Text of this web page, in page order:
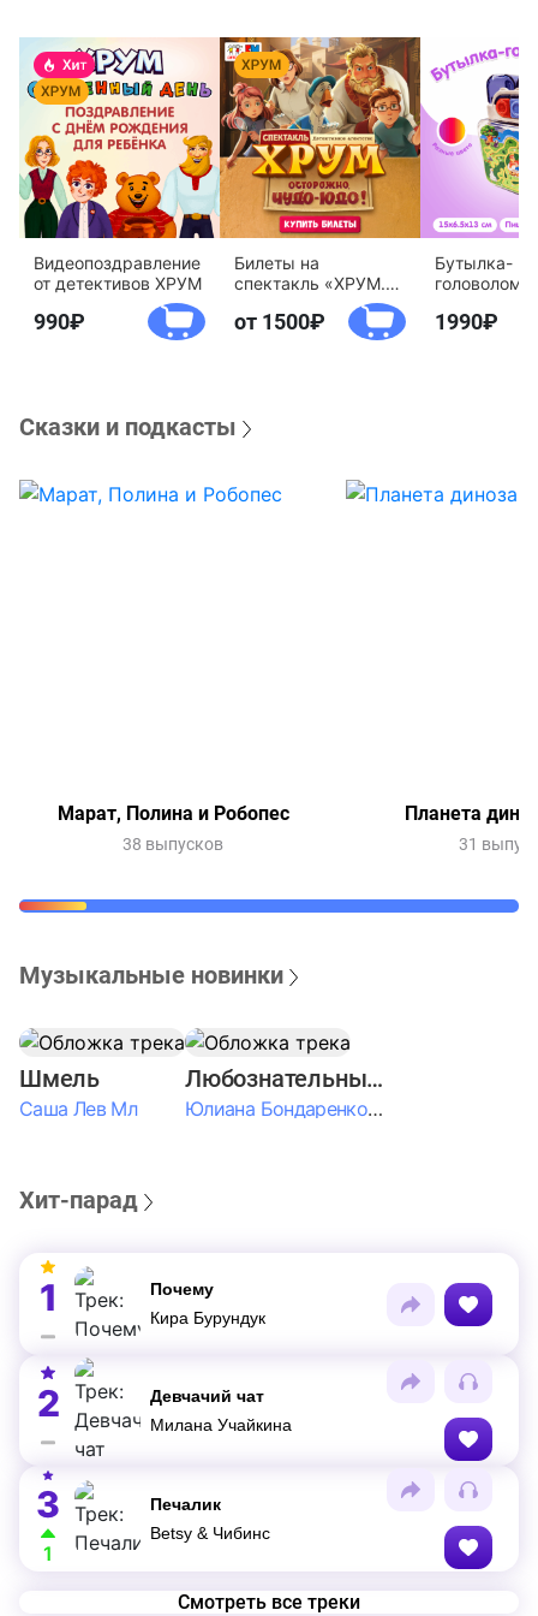
Видеопоздравление
от детективов ХРУМ
990
Билеты на
спектакль «ХРУМ.
Осторожно, Чудо-
Юдо!»
от 1500
Бутылка-
агентство
1990
Сказки и подкасты
Марат, Полина и Робопес
38 выпусков
Планета
31
Музыкальные новинки
Шмель
Саша Лев Мл
Любознательные Дети
Юлиана Бондаренко & Амелия Колпакова & Егор Егоров & Валерия Шевченко & Ксюша Косичкина
Хит-парад
1
Почему
Кира Бурундук
2
Девчачий чат
Милана Учайкина
3
1
Печалик
Betsy & Чибинс
Смотреть все треки